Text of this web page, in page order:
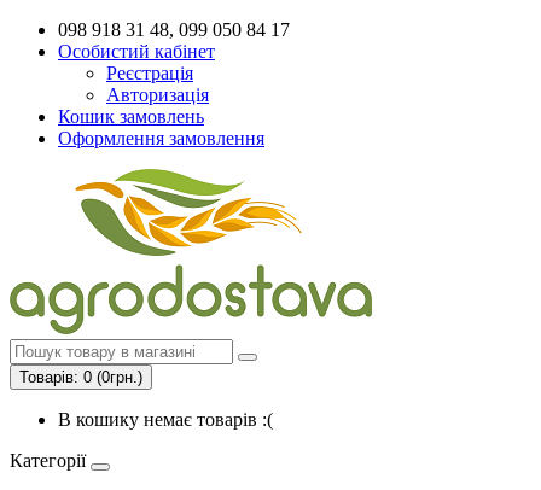
098 918 31 48, 099 050 84 17
Особистий кабінет
Реєстрація
Авторизація
Кошик замовлень
Оформлення замовлення
Товарів: 0 (0грн.)
В кошику немає товарів :(
Категорії